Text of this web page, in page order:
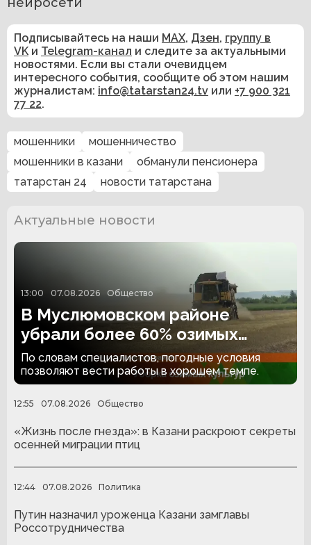
Подписывайтесь на наши MAX, Дзен, группу в
VK и Telegram-канал и следите за актуальными
новостями. Если вы стали очевидцем
интересного события, сообщите об этом нашим
журналистам: info@tatarstan24.tv или +7 900 321
77 22.
мошенники
мошенничество
мошенники в казани
обманули пенсионера
татарстан 24
новости татарстана
Актуальные новости
13:00 07.08.2026 Общество
В Муслюмовском районе
убрали более 60% озимых
культур
По словам специалистов, погодные условия
позволяют вести работы в хорошем темпе.
12:55 07.08.2026 Общество
«Жизнь после гнезда»: в Казани раскроют секреты
осенней миграции птиц
12:44 07.08.2026 Политика
Путин назначил уроженца Казани замглавы
Россотрудничества